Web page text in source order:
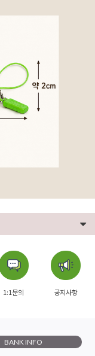
1:1문의 공지사항
BANK INFO